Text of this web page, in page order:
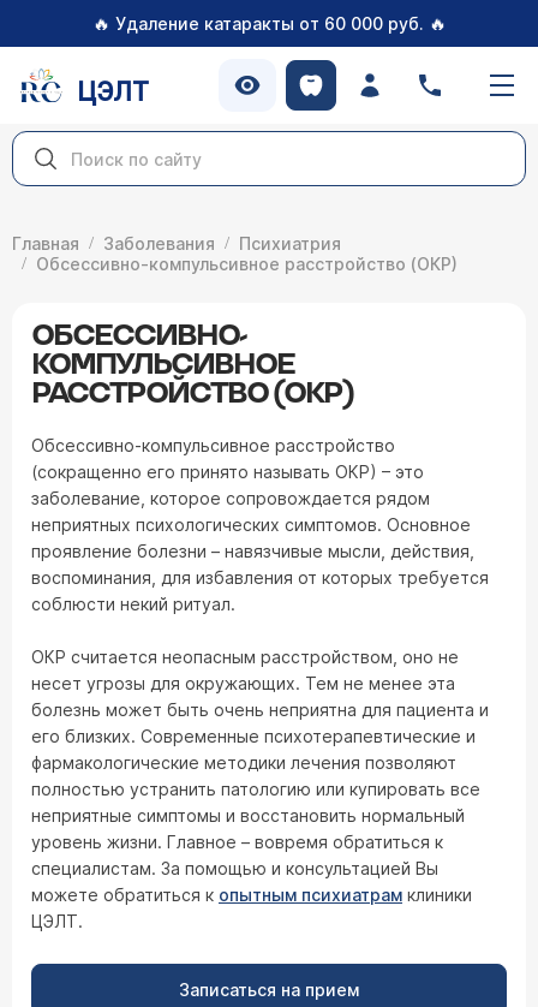
🔥 Удаление катаракты от 60 000 руб. 🔥
ЦЭЛТ
Главная Заболевания
Психиатрия
Обсессивно-компульсивное расстройство (ОКР)
ОБСЕССИВНО-
КОМПУЛЬСИВНОЕ
РАССТРОЙСТВО (ОКР)
Обсессивно-компульсивное расстройство
(сокращенно его принято называть ОКР) – это
заболевание, которое сопровождается рядом
неприятных психологических симптомов. Основное
проявление болезни – навязчивые мысли, действия,
воспоминания, для избавления от которых требуется
соблюсти некий ритуал.
ОКР считается неопасным расстройством, оно не
несет угрозы для окружающих. Тем не менее эта
болезнь может быть очень неприятна для пациента и
его близких. Современные психотерапевтические и
фармакологические методики лечения позволяют
полностью устранить патологию или купировать все
неприятные симптомы и восстановить нормальный
уровень жизни. Главное – вовремя обратиться к
специалистам. За помощью и консультацией Вы
можете обратиться к опытным психиатрам клиники
ЦЭЛТ.
Записаться на прием